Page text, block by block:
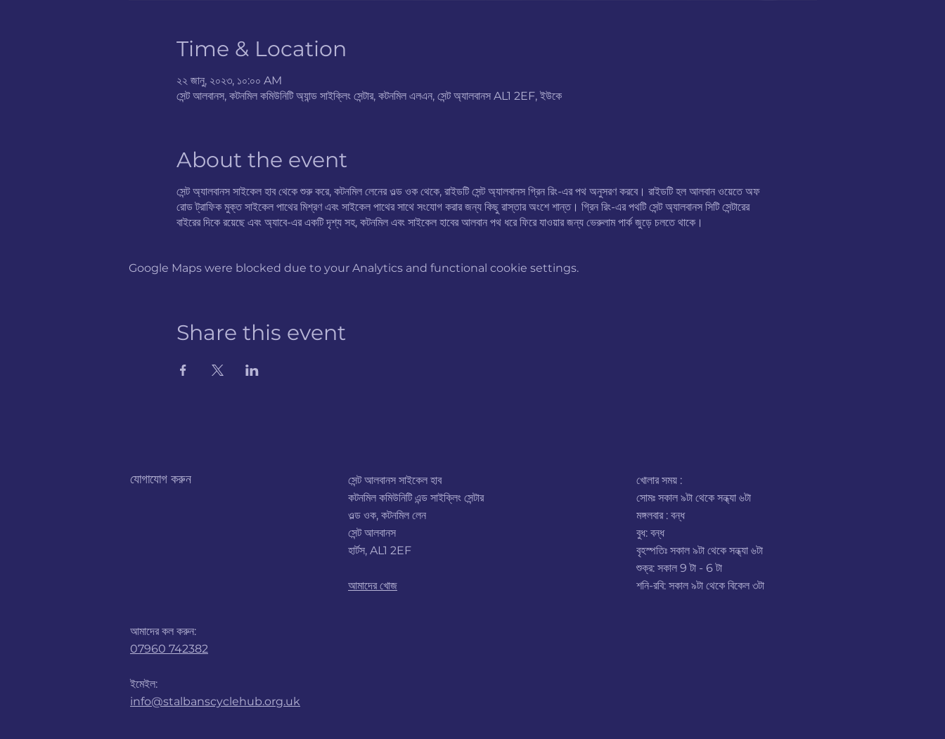
Time & Location
২২ জানু, ২০২৩, ১০:০০ AM
সেন্ট আলবানস, কটনমিল কমিউনিটি অ্যান্ড সাইক্লিং সেন্টার, কটনমিল এলএন, সেন্ট অ্যালবানস AL1 2EF, ইউকে
About the event
সেন্ট অ্যালবানস সাইকেল হাব থেকে শুরু করে, কটনমিল লেনের ওল্ড ওক থেকে, রাইডটি সেন্ট অ্যালবানস গ্রিন রিং-এর পথ অনুসরণ করবে। রাইডটি হল আলবান ওয়েতে অফ
রোড ট্রাফিক মুক্ত সাইকেল পাথের মিশ্রণ এবং সাইকেল পাথের সাথে সংযোগ করার জন্য কিছু রাস্তার অংশে শান্ত। গ্রিন রিং-এর পথটি সেন্ট অ্যালবানস সিটি সেন্টারের
বাইরের দিকে রয়েছে এবং অ্যাবে-এর একটি দৃশ্য সহ, কটনমিল এবং সাইকেল হাবের আলবান পথ ধরে ফিরে যাওয়ার জন্য ভেরুলাম পার্ক জুড়ে চলতে থাকে।
Google Maps were blocked due to your Analytics and functional cookie settings.
Share this event
যোগাযোগ করুন
আমাদের কল করুন:
07960 742382
ইমেইল:
info@stalbanscyclehub.org.uk
সেন্ট আলবানস সাইকেল হাব
কটনমিল কমিউনিটি এন্ড সাইক্লিং সেন্টার
ওল্ড ওক, কটনমিল লেন
সেন্ট আলবানস
হার্টস, AL1 2EF
আমাদের খোজ
খোলার সময় :
সোমঃ সকাল ৯টা থেকে সন্ধ্যা ৬টা
মঙ্গলবার : বন্ধ
বুধ: বন্ধ
বৃহস্পতিঃ সকাল ৯টা থেকে সন্ধ্যা ৬টা
শুক্র: সকাল 9 টা - 6 টা
শনি-রবি: সকাল ৯টা থেকে বিকেল ৩টা